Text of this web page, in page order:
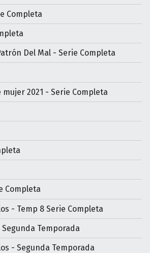
Completa
Del Mal - Serie Completa
2021 - Serie Completa
Completa
- Temp 8 Serie Completa
Segunda Temporada
- Segunda Temporada